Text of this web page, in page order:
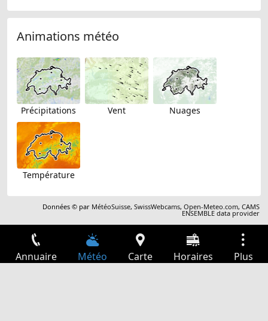
Animations météo
Précipitations Vent Nuages
Température
Données © par MétéoSuisse,SwissWebcams,Open-Meteo.com,CAMS
ENSEMBLE data provider
Annuaire Météo Carte Horaires Plus